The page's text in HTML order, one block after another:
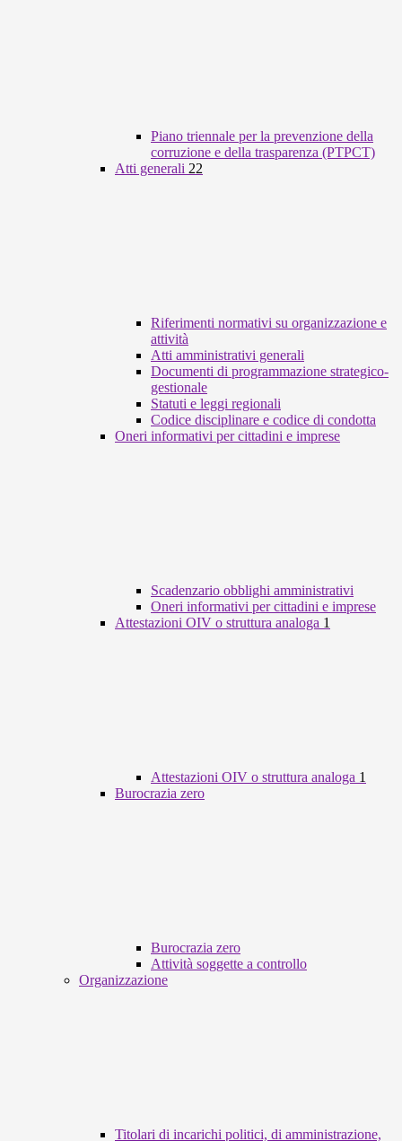
Piano triennale per la prevenzione della
corruzione e della trasparenza (PTPCT)
Atti generali 22
Riferimenti normativi su organizzazione e
attività
Atti amministrativi generali
Documenti di programmazione strategico-
gestionale
Statuti e leggi regionali
Codice disciplinare e codice di condotta
Oneri informativi per cittadini e imprese
Scadenzario obblighi amministrativi
Oneri informativi per cittadini e imprese
Attestazioni OIV o struttura analoga 1
Attestazioni OIV o struttura analoga 1
Burocrazia zero
Burocrazia zero
Attività soggette a controllo
Organizzazione
Titolari di incarichi politici, di amministrazione,